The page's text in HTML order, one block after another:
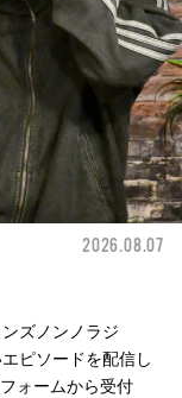
2026.08.07
ズノンノラジ
ピソードを配信し
ォームから受付